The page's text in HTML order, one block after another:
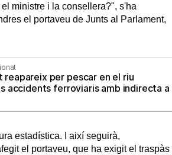
ministre i la consellera?", s'ha
el portaveu de Junts al Parlament,
reapareix per pescar en el riu
accidents ferroviaris amb indirecta a
estadística. I així seguirà,
el portaveu, que ha exigit el traspàs